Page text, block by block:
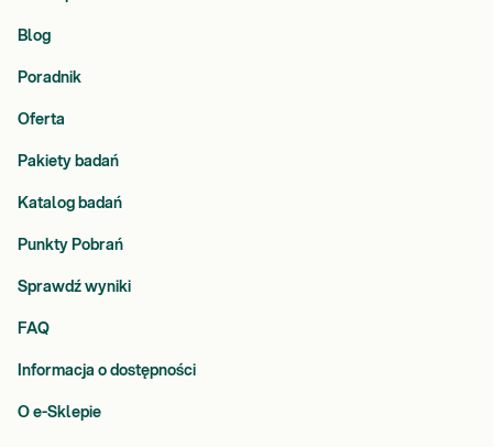
Blog
Poradnik
Oferta
Pakiety badań
Katalog badań
Punkty Pobrań
Sprawdź wyniki
FAQ
Informacja o dostępności
O e-Sklepie